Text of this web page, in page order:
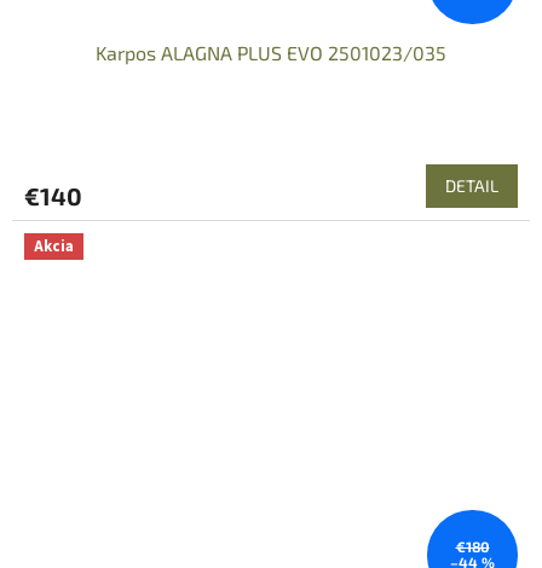
Karpos ALAGNA PLUS EVO 2501023/035
€140 DETAIL
Akcia
€180
–44 %